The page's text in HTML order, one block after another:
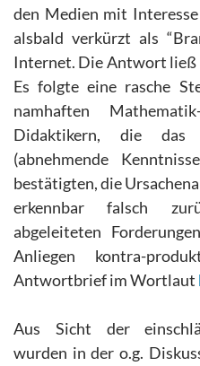
den Medien mit
alsbald verkürzt als
Internet. Die Antwort ließ
Es folgte eine rasche
namhaften
Didaktikern, die das
(abnehmende
bestätigten, die
erkennbar falsch
abgeleiteten
Anliegen kontra-
Antwortbrief im Wortlaut
Aus Sicht der
wurden in der o.g.